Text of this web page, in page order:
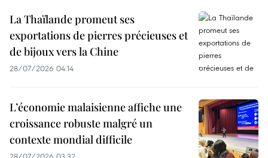
La Thaïlande promeut ses
exportations de pierres précieuses et
de bijoux vers la Chine
28/07/2026 04:14
L’économie malaisienne affiche une
croissance robuste malgré un
contexte mondial difficile